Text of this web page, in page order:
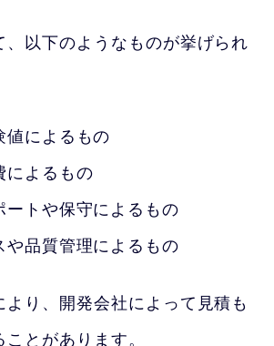
、以下のようなものが挙げられ
値によるもの
によるもの
ートや保守によるもの
や品質管理によるもの
より、開発会社によって見積も
とがあります。